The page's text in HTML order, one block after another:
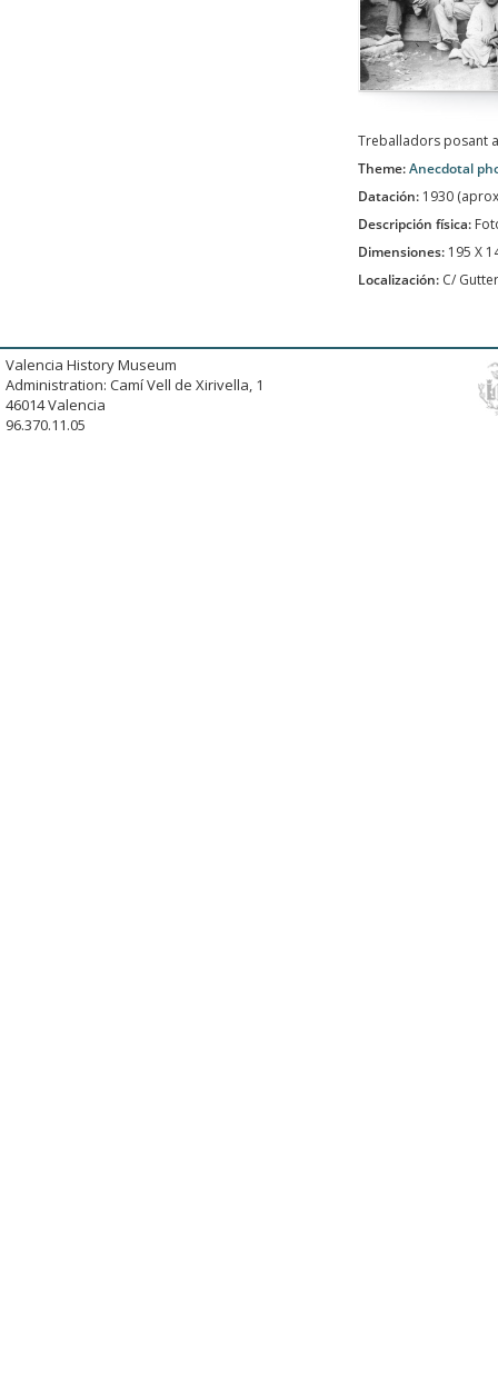
Treballadors posant
Theme:Anecdotal
Datación: 1930
Descripción física:
Dimensiones: 195 X
Localización: C/
Valencia History Museum
Administration: Camí Vell de Xirivella, 1
46014 Valencia
96.370.11.05